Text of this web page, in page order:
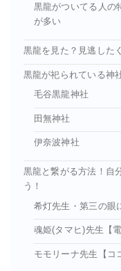
黒龍がついてる人の
が多い
黒龍を見た？見逃した
黒龍が祀られている神
毛谷黒龍神社
田無神社
伊奈波神社
黒龍と繋がる方法！自
う！
希灯先生・第三の眼
魂姫(タマヒ)先生【
モモリーナ先生【コ